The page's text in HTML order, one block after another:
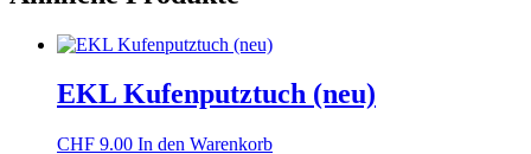
EKL Kufenputztuch (neu)
CHF 9.00 In den Warenkorb